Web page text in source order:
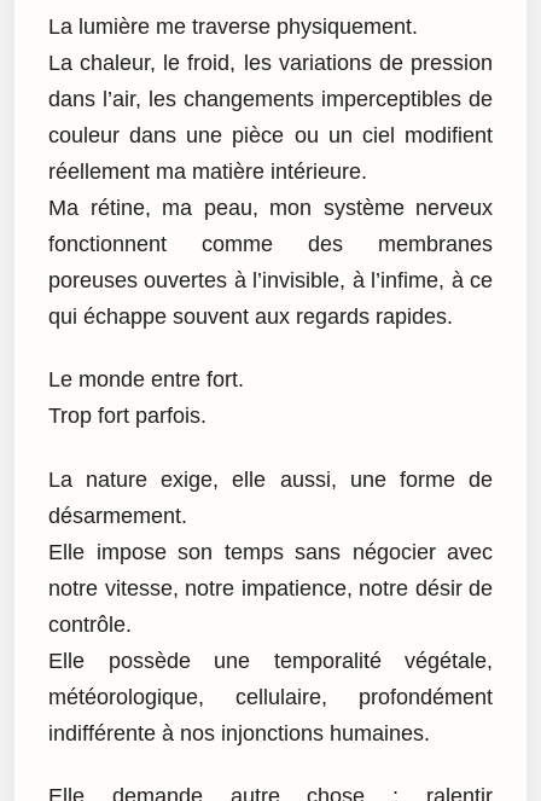
La lumière me traverse physiquement.
La chaleur, le froid, les variations de pression
dans l’air, les changements imperceptibles de
couleur dans une pièce ou un ciel modifient
réellement ma matière intérieure.
Ma rétine, ma peau, mon système nerveux
fonctionnent comme des membranes
poreuses ouvertes à l’invisible, à l’infime, à ce
qui échappe souvent aux regards rapides.
Le monde entre fort.
Trop fort parfois.
La nature exige, elle aussi, une forme de
désarmement.
Elle impose son temps sans négocier avec
notre vitesse, notre impatience, notre désir de
contrôle.
Elle possède une temporalité végétale,
météorologique, cellulaire, profondément
indifférente à nos injonctions humaines.